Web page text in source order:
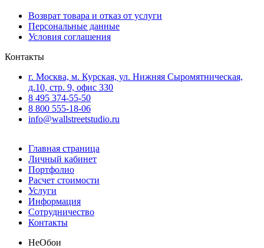
Возврат товара и отказ от услуги
Персональные данные
Условия соглашения
Контакты
г. Москва, м. Курская, ул. Нижняя Сыромятническая,
д.10, стр. 9, офис 330
8 495 374-55-50
8 800 555-18-06
info@wallstreetstudio.ru
Главная страница
Личный кабинет
Портфолио
Расчет стоимости
Услуги
Информация
Сотрудничество
Контакты
НеОбои